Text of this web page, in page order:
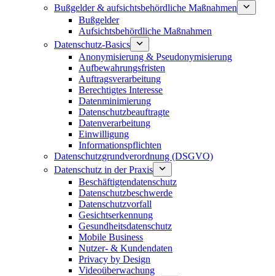
Bußgelder & aufsichtsbehördliche Maßnahmen
Bußgelder
Aufsichtsbehördliche Maßnahmen
Datenschutz-Basics
Anonymisierung & Pseudonymisierung
Aufbewahrungsfristen
Auftragsverarbeitung
Berechtigtes Interesse
Datenminimierung
Datenschutzbeauftragte
Datenverarbeitung
Einwilligung
Informationspflichten
Datenschutzgrundverordnung (DSGVO)
Datenschutz in der Praxis
Beschäftigtendatenschutz
Datenschutzbeschwerde
Datenschutzvorfall
Gesichtserkennung
Gesundheitsdatenschutz
Mobile Business
Nutzer- & Kundendaten
Privacy by Design
Videoüberwachung